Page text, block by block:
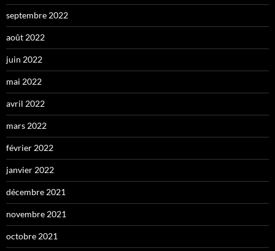
septembre 2022
août 2022
juin 2022
mai 2022
avril 2022
mars 2022
février 2022
janvier 2022
décembre 2021
novembre 2021
octobre 2021